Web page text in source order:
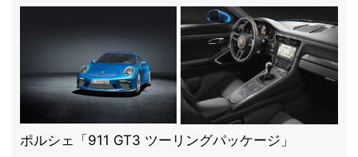
ポルシェ「911 GT3 ツーリングパッケージ」